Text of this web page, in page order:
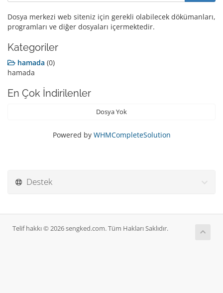
Dosya merkezi web siteniz için gerekli olabilecek dökümanları,
programları ve diğer dosyaları içermektedir.
Kategoriler
hamada (0)
hamada
En Çok İndirilenler
Dosya Yok
Powered by WHMCompleteSolution
Destek
Telif hakkı © 2026 sengked.com. Tüm Hakları Saklıdır.